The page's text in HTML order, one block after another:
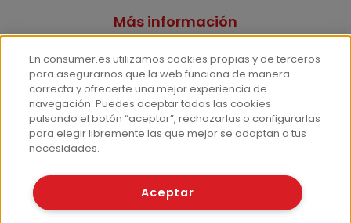
Más información
Hemeroteca
Contacto
Prensa
Corpus Lingüístico Consumer
© Fundación EROSKI
En consumer.es utilizamos cookies propias y de terceros
para asegurarnos que la web funciona de manera
correcta y ofrecerte una mejor experiencia de
navegación. Puedes aceptar todas las cookies
pulsando el botón “aceptar”, rechazarlas o configurarlas
para elegir libremente las que mejor se adaptan a tus
necesidades.
Aceptar